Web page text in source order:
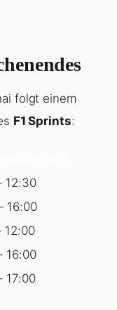
folgt einem
F1 Sprints:
12:30
16:00
12:00
16:00
17:00